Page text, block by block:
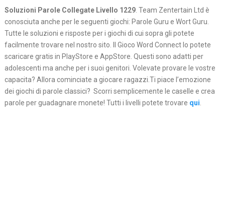
Soluzioni Parole Collegate Livello 1229. Team Zentertain Ltd è
conosciuta anche per le seguenti giochi: Parole Guru e Wort Guru.
Tutte le soluzioni e risposte per i giochi di cui sopra gli potete
facilmente trovare nel nostro sito. Il Gioco Word Connect lo potete
scaricare gratis in PlayStore e AppStore. Questi sono adatti per
adolescenti ma anche per i suoi genitori. Volevate provare le vostre
capacita? Allora cominciate a giocare ragazzi.Ti piace l’emozione
dei giochi di parole classici? Scorri semplicemente le caselle e crea
parole per guadagnare monete! Tutti i livelli potete trovare qui.